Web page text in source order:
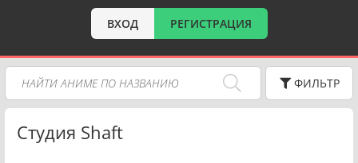
ВХОД РЕГИСТРАЦИЯ
ФИЛЬТР
Студия Shaft